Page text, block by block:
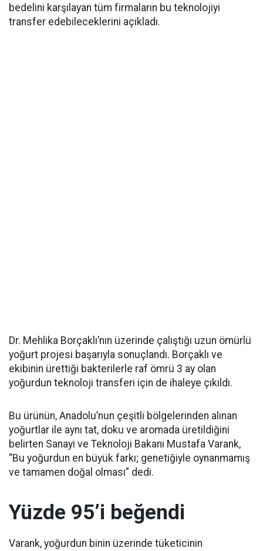
bedelini karşılayan tüm firmaların bu teknolojiyi
transfer edebileceklerini açıkladı.
Dr. Mehlika Borçaklı’nın üzerinde çalıştığı uzun ömürlü
yoğurt projesi başarıyla sonuçlandı. Borçaklı ve
ekibinin ürettiği bakterilerle raf ömrü 3 ay olan
yoğurdun teknoloji transferi için de ihaleye çıkıldı.
Bu ürünün, Anadolu’nun çeşitli bölgelerinden alınan
yoğurtlar ile aynı tat, doku ve aromada üretildiğini
belirten Sanayi ve Teknoloji Bakanı Mustafa Varank,
“Bu yoğurdun en büyük farkı; genetiğiyle oynanmamış
ve tamamen doğal olması” dedi.
Yüzde 95’i beğendi
Varank, yoğurdun binin üzerinde tüketicinin